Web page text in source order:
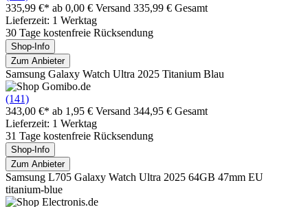
335,99 €* ab 0,00 € Versand 335,99 € Gesamt
Lieferzeit: 1 Werktag
30 Tage kostenfreie Rücksendung
Shop-Info
Zum Anbieter
Samsung Galaxy Watch Ultra 2025 Titanium Blau
(141)
343,00 €* ab 1,95 € Versand 344,95 € Gesamt
Lieferzeit: 1 Werktag
31 Tage kostenfreie Rücksendung
Shop-Info
Zum Anbieter
Samsung L705 Galaxy Watch Ultra 2025 64GB 47mm EU
titanium-blue